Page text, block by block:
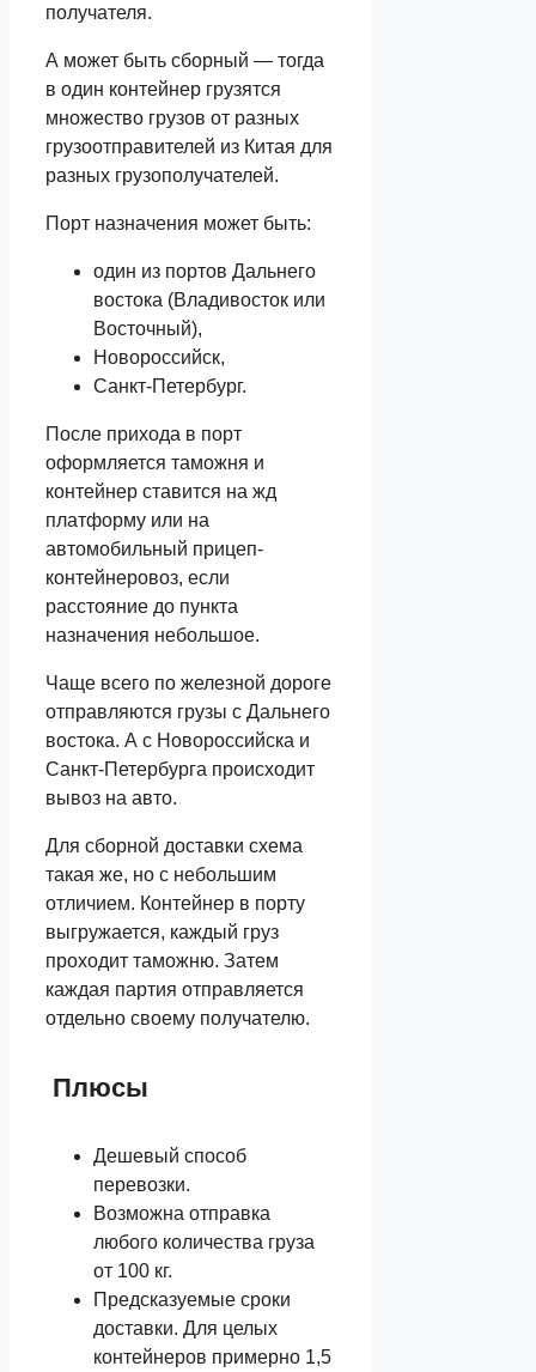
получателя.
А может быть сборный — тогда
в один контейнер грузятся
множество грузов от разных
грузоотправителей из Китая для
разных грузополучателей.
Порт назначения может быть:
один из портов Дальнего
востока (Владивосток или
Восточный),
Новороссийск,
Санкт-Петербург.
После прихода в порт
оформляется таможня и
контейнер ставится на жд
платформу или на
автомобильный прицеп-
контейнеровоз, если
расстояние до пункта
назначения небольшое.
Чаще всего по железной дороге
отправляются грузы с Дальнего
востока. А с Новороссийска и
Санкт-Петербурга происходит
вывоз на авто.
Для сборной доставки схема
такая же, но с небольшим
отличием. Контейнер в порту
выгружается, каждый груз
проходит таможню. Затем
каждая партия отправляется
отдельно своему получателю.
Плюсы
Дешевый способ
перевозки.
Возможна отправка
любого количества груза
от 100 кг.
Предсказуемые сроки
доставки. Для целых
контейнеров примерно 1,5